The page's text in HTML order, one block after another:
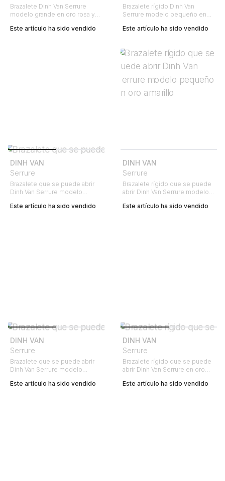
Brazalete Dinh Van Serrure
modelo grande en oro rosa y
Este artículo ha sido vendido
Brazalete rígido Dinh Van
Serrure modelo pequeño en
Este artículo ha sido vendido
DINH VAN
Serrure
Brazalete que se puede abrir
Dinh Van Serrure modelo
Este artículo ha sido vendido
DINH VAN
Serrure
Brazalete rígido que se puede
abrir Dinh Van Serrure modelo
Este artículo ha sido vendido
DINH VAN
Serrure
Brazalete que se puede abrir
Dinh Van Serrure modelo
Este artículo ha sido vendido
DINH VAN
Serrure
Brazalete rígido que se puede
abrir Dinh Van Serrure en oro
Este artículo ha sido vendido